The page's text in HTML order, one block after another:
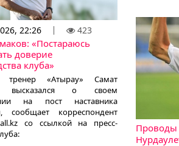
22:26 423
«Постараюсь
доверие
клуба»
тренер «Атырау» Самат
высказался о своем
на пост наставника
сообщает корреспондент
со ссылкой на пресс-
Проводы